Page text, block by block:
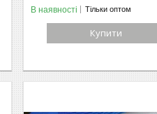
В наявності Тільки оптом
Купити